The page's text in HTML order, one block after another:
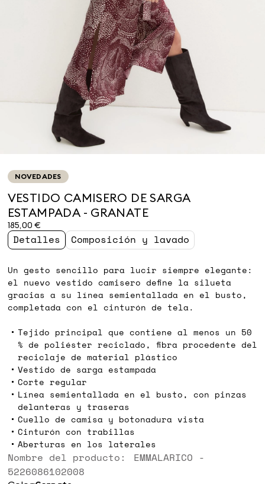
NOVEDADES
VESTIDO CAMISERO DE SARGA
ESTAMPADA - GRANATE
185,00 €
Detalles Composición y lavado
Un gesto sencillo para lucir siempre elegante:
el nuevo vestido camisero define la silueta
gracias a su línea semientallada en el busto,
completada con el cinturón de tela.
Tejido principal que contiene al menos un 50
% de poliéster reciclado, fibra procedente del
reciclaje de material plástico
Vestido de sarga estampada
Corte regular
Línea semientallada en el busto, con pinzas
delanteras y traseras
Cuello de camisa y botonadura vista
Cinturón con trabillas
Aberturas en los laterales
Nombre del producto: EMMALARICO -
5226086102008